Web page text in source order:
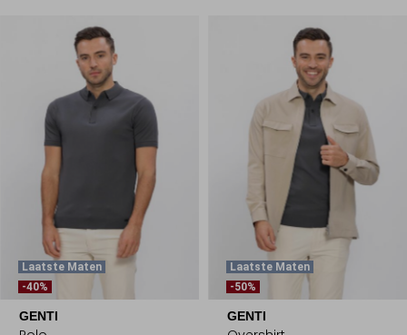
Laatste Maten
-40%
GENTI
Laatste Maten
-50%
GENTI